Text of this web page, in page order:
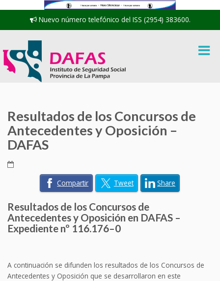
Nuevo número telefónico del ISS (2954) 383600.
Resultados de los Concursos de
Antecedentes y Oposición –
DAFAS
Compartir Tweet Share
Resultados de los Concursos de
Antecedentes y Oposición en DAFAS –
Expediente nº 116.176–0
A continuación se difunden los resultados de los Concursos de
Antecedentes y Oposición que se desarrollaron en este